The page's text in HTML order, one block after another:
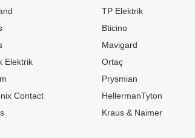
Elektrik
Contact
TP Elektrik
Bticino
Mavigard
Ortaç
Prysmian
HellermanTyton
Kraus & Naimer